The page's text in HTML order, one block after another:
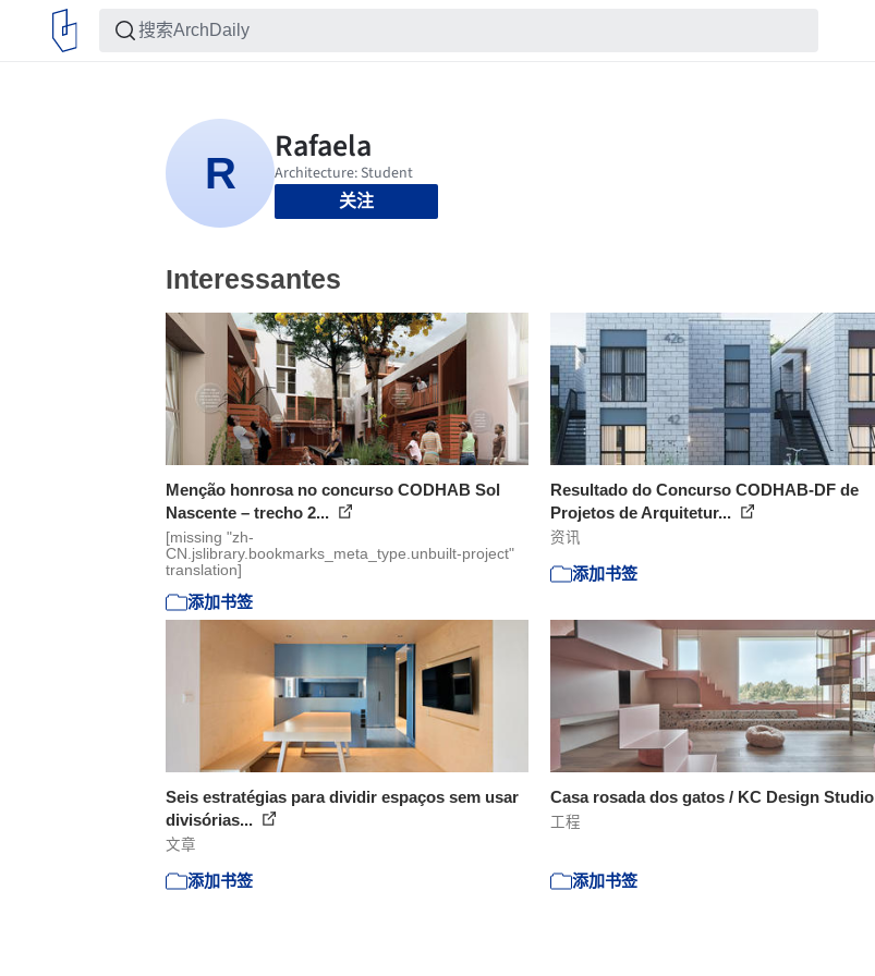
关注
Interessantes
Menção honrosa no concurso CODHAB Sol
Nascente – trecho 2...
[missing "zh-
CN.jslibrary.bookmarks_meta_type.unbuilt-project"
translation]
添加书签
Resultado do Concurso CODHAB-DF de
Projetos de Arquitetur...
资讯
添加书签
Seis estratégias para dividir espaços sem usar
divisórias...
文章
添加书签
Casa rosada dos gatos / KC Design Studio
工程
添加书签